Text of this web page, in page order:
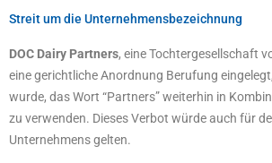
Streit um die Unternehmensbezeichnung
DOC Dairy Partners, eine Tochtergesellschaft
eine gerichtliche Anordnung Berufung
wurde, das Wort “Partners” weiterhin in
zu verwenden. Dieses Verbot würde auch für
Unternehmens gelten.